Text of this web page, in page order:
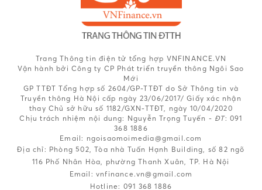
Trang Thông tin điện tử tổng hợp VNFINANCE.VN
Vận hành bởi Công ty CP Phát triển truyền thông Ngôi Sao
Mới
GP TTĐT Tổng hợp số 2604/GP-TTĐT do Sở Thông tin và
Truyền thông Hà Nội cấp ngày 23/06/2017/ Giấy xác nhận
thay Chủ sở hữu số 1182/GXN-TTĐT, ngày 10/04/2020
Chịu trách nhiệm nội dung: Nguyễn Trọng Tuyến - ĐT: 091
368 1886
Email: ngoisaomoimedia@gmail.com
Địa chỉ: Phòng 502, Tòa nhà Tuấn Hạnh Building, số 82 ngõ
116 Phố Nhân Hòa, phường Thanh Xuân, TP. Hà Nội
Email: vnfinance.vn@gmail.com
Hotline: 091 368 1886